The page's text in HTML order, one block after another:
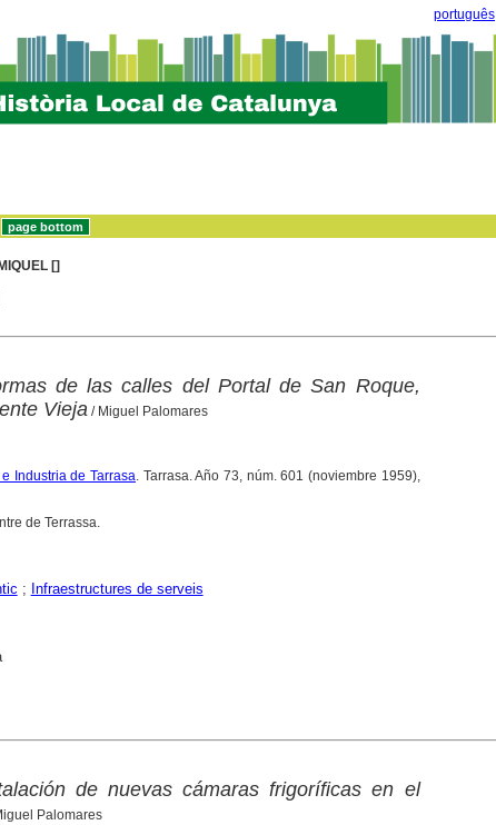
português
[]
de las calles del Portal de San Roque,
Vieja/ Miguel Palomares
Industria de Tarrasa. Tarrasa. Año 73, núm. 601 (noviembre 1959),
de Terrassa.
; Infraestructures de serveis
de nuevas cámaras frigoríficas en el
Palomares